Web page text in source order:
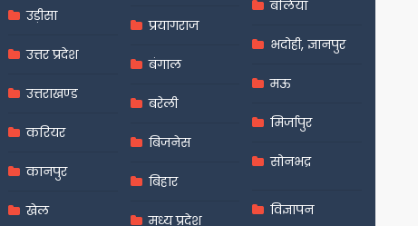
उड़ीसा
उत्तर प्रदेश
उत्तराखण्ड
करियर
कानपुर
खेल
प्रयागराज
बंगाल
बरेली
बिजनेस
बिहार
मध्य प्रदेश
बलिया
भदोही, ज्ञानपुर
मऊ
मिर्जापुर
सोनभद्र
विज्ञापन